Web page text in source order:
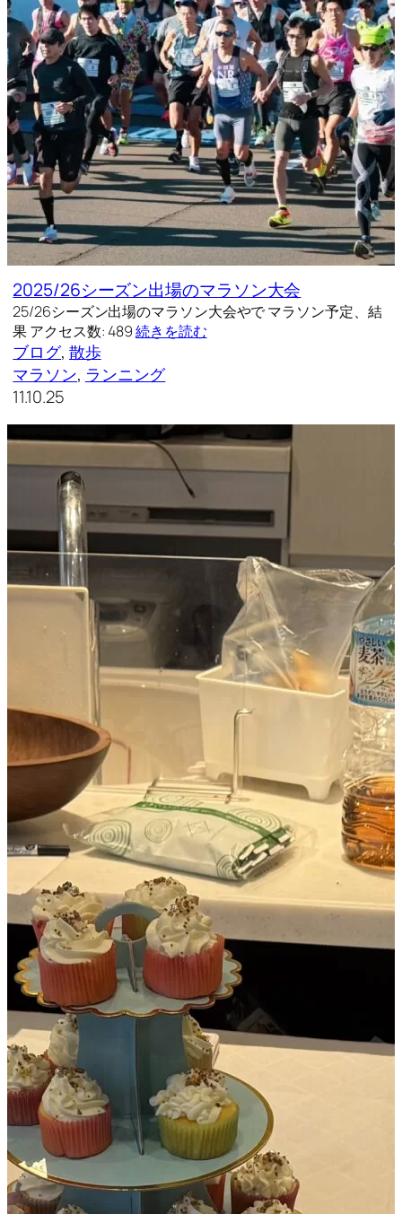
2025/26シーズン出場のマラソン大会
25/26シーズン出場のマラソン大会やで マラソン予定、結
果 アクセス数: 489続きを読む
ブログ, 散歩
マラソン, ランニング
11.10.25